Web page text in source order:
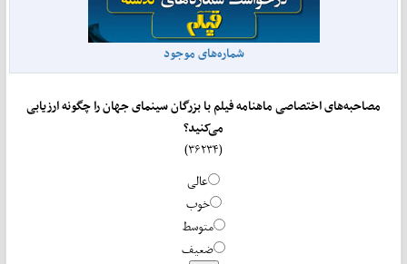
شماره‌های موجود
مصاحبه‌های اختصاصی ماهنامه فیلم با بزرگان سینمای جهان را چگونه ارزیابی
می‌کنید؟
عالی
خوب
متوسط
ضعیف